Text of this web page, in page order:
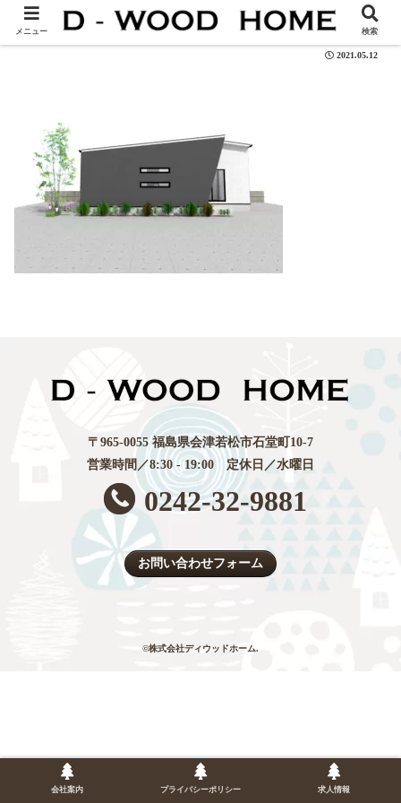
101-02
2021.05.12
〒965-0055 福島県会津若松市石堂町10-7
営業時間／8:30 - 19:00 定休日／水曜日
0242-32-9881
お問い合わせフォーム
©株式会社ディウッドホーム.
メニュー 検索
会社案内 プライバシーポリシー 求人情報